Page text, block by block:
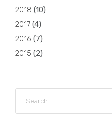
2018 (10)
2017 (4)
2016 (7)
2015 (2)